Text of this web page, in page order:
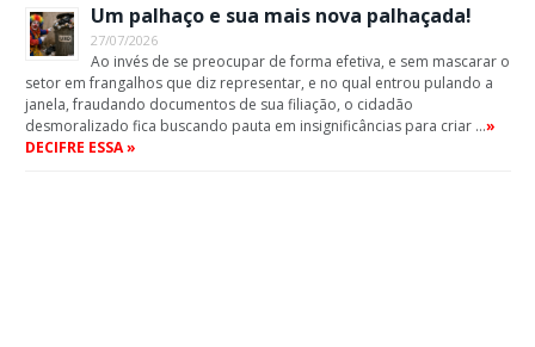
Um palhaço e sua mais nova palhaçada!
27/07/2026
Ao invés de se preocupar de forma efetiva, e sem mascarar o
setor em frangalhos que diz representar, e no qual entrou pulando a
janela, fraudando documentos de sua filiação, o cidadão
desmoralizado fica buscando pauta em insignificâncias para criar …»
DECIFRE ESSA »